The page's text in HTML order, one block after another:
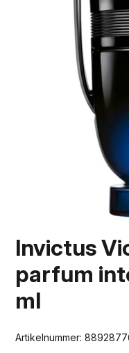
Invictus
parfum
ml
Artikelnummer: